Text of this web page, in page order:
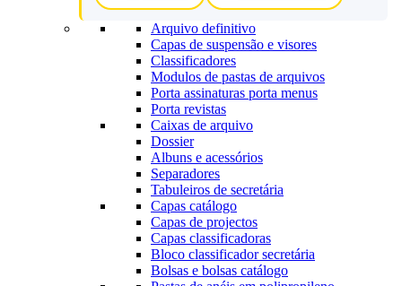
Arquivo definitivo
Capas de suspensão e visores
Classificadores
Modulos de pastas de arquivos
Porta assinaturas porta menus
Porta revistas
Caixas de arquivo
Dossier
Albuns e acessórios
Separadores
Tabuleiros de secretária
Capas catálogo
Capas de projectos
Capas classificadoras
Bloco classificador secretária
Bolsas e bolsas catálogo